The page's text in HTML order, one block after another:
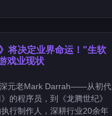
将决定业界命运！"生软
戏业现状
深元老Mark Darrah——从初代
》的程序员，到《龙腾世纪》
执行制作人，深耕行业20余年